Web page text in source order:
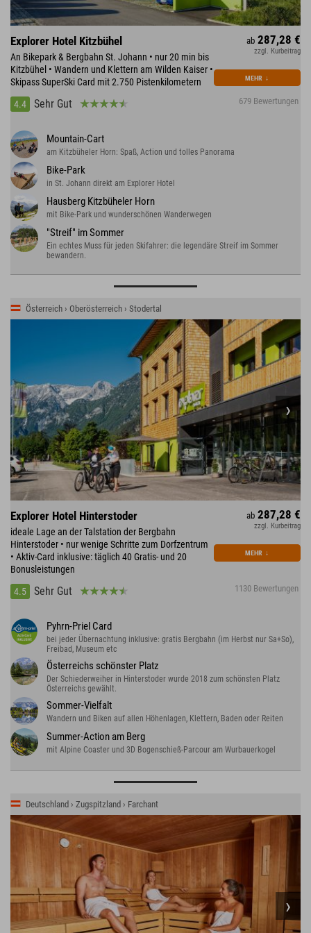
Explorer Hotel Kitzbühel
An Bikepark & Bergbahn St. Johann • nur 20 min bis
Kitzbühel • Wandern und Klettern am Wilden Kaiser •
Skipass SuperSki Card mit 2.750 Pistenkilometern
4.4
Sehr Gut 679 Bewertungen
ab 287,28 €
zzgl. Kurbeitrag
MEHR ↓
Mountain-Cart
am Kitzbüheler Horn: Spaß, Action und tolles Panorama
Bike-Park
in St. Johann direkt am Explorer Hotel
Hausberg Kitzbüheler Horn
mit Bike-Park und wunderschönen Wanderwegen
"Streif" im Sommer
Ein echtes Muss für jeden Skifahrer: die legendäre Streif im Sommer
bewandern.
Österreich › Oberösterreich › Stodertal
Explorer Hotel Hinterstoder
ideale Lage an der Talstation der Bergbahn
Hinterstoder • nur wenige Schritte zum Dorfzentrum
• Aktiv-Card inklusive: täglich 40 Gratis- und 20
Bonusleistungen
4.5
Sehr Gut 1130 Bewertungen
ab 287,28 €
zzgl. Kurbeitrag
MEHR ↓
Pyhrn-Priel Card
bei jeder Übernachtung inklusive: gratis Bergbahn (im Herbst nur Sa+So),
Freibad, Museum etc
Österreichs schönster Platz
Der Schiederweiher in Hinterstoder wurde 2018 zum schönsten Platz
Österreichs gewählt.
Sommer-Vielfalt
Wandern und Biken auf allen Höhenlagen, Klettern, Baden oder Reiten
Summer-Action am Berg
mit Alpine Coaster und 3D Bogenschieß-Parcour am Wurbauerkogel
Deutschland › Zugspitzland › Farchant